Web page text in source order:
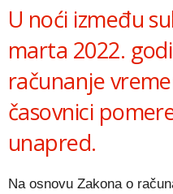
U noći između
marta 2022.
računanje
časovnici
unapred.
Na osnovu Zakona o